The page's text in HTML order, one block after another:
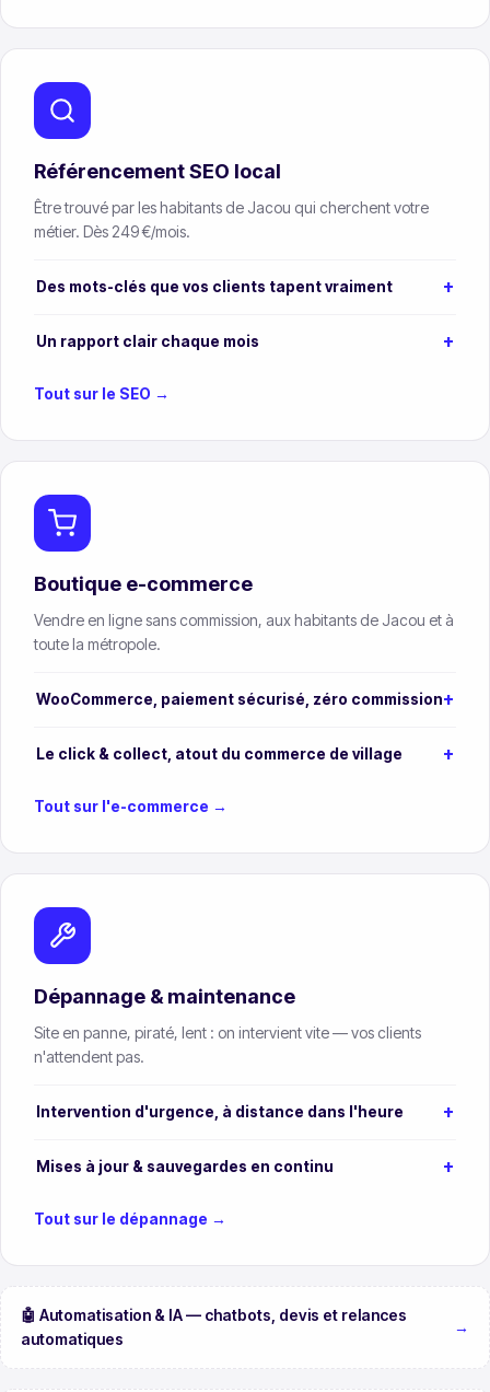
Référencement SEO local
Être trouvé par les habitants de Jacou qui cherchent votre
métier. Dès 249 €/mois.
Des mots-clés que vos clients tapent vraiment
Un rapport clair chaque mois
Tout sur le SEO →
Boutique e-commerce
Vendre en ligne sans commission, aux habitants de Jacou et à
toute la métropole.
WooCommerce, paiement sécurisé, zéro commission
Le click & collect, atout du commerce de village
Tout sur l'e-commerce →
Dépannage & maintenance
Site en panne, piraté, lent : on intervient vite — vos clients
n'attendent pas.
Intervention d'urgence, à distance dans l'heure
Mises à jour & sauvegardes en continu
Tout sur le dépannage →
🤖 Automatisation & IA — chatbots, devis et relances
automatiques
→